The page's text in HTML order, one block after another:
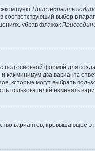
пункт Присоединить
соответствующий выбор в
убрав флажок
под основной формой для
как минимум два варианта
которые могут выбрать
пользователей изменять
вариантов, превышающее